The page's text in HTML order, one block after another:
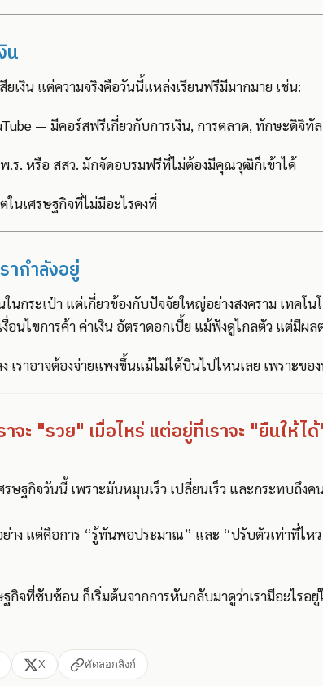
น
ยเงิน แต่ความจริงคือวันนี้แหล่งเรียนฟรีมีมากมาย เช่น:
— มีคอร์สฟรีเกี่ยวกับการเงิน, การตลาด, ทักษะดิจิทัล
พ.ร. หรือ สสว. มักจัดอบรมฟรีที่ไม่ต้องมีคุณวุฒิก็เข้าได้
นเศรษฐกิจที่ไม่มีอะไรคงที่
ากำลังอยู่
ในกระเป๋า แต่เกี่ยวข้องกับปัจจัยใหญ่อย่างสงคราม เทคโ
งื่อนไขการค้า ค่าเงิน อัตราดอกเบี้ย แม้ฟังดูไกลตัว แต่มีผ
เราอาจต้องจ่ายแพงขึ้นแม้ไม่ได้บินไปไหนเลย เพราะขอ
จะ "รวย" เมื่อไหร่ แต่อยู่ที่เราจะ "ยืนให้ไ
รษฐกิจวันนี้ เพราะมันหมุนเร็ว เปลี่ยนเร็ว และกระทบถึงค
าง แต่คือการ “รู้ทันพอประมาณ” และ “ปรับตัวเท่าที่ไหว
ฐกิจที่ซับซ้อน ก็เริ่มต้นจากการหันกลับมาดูว่าเรามีอะไร
X คัดลอกลิงก์